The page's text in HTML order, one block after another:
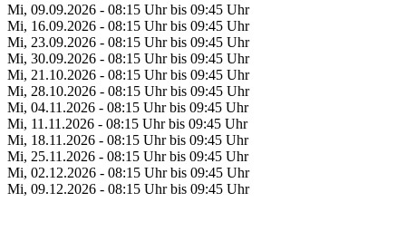
Mi, 09.09.2026 - 08:15 Uhr bis 09:45 Uhr
Mi, 16.09.2026 - 08:15 Uhr bis 09:45 Uhr
Mi, 23.09.2026 - 08:15 Uhr bis 09:45 Uhr
Mi, 30.09.2026 - 08:15 Uhr bis 09:45 Uhr
Mi, 21.10.2026 - 08:15 Uhr bis 09:45 Uhr
Mi, 28.10.2026 - 08:15 Uhr bis 09:45 Uhr
Mi, 04.11.2026 - 08:15 Uhr bis 09:45 Uhr
Mi, 11.11.2026 - 08:15 Uhr bis 09:45 Uhr
Mi, 18.11.2026 - 08:15 Uhr bis 09:45 Uhr
Mi, 25.11.2026 - 08:15 Uhr bis 09:45 Uhr
Mi, 02.12.2026 - 08:15 Uhr bis 09:45 Uhr
Mi, 09.12.2026 - 08:15 Uhr bis 09:45 Uhr